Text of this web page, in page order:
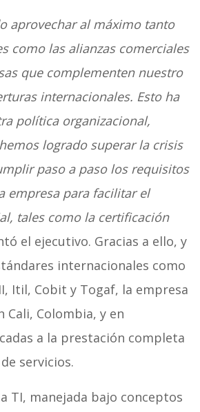
aprovechar al máximo tanto
como las alianzas comerciales
que complementen nuestro
internacionales. Esto ha
política organizacional,
logrado superar la crisis
paso a paso los requisitos
empresa para facilitar el
tales como la certificación
el ejecutivo. Gracias a ello, y
internacionales como
Itil, Cobit y Togaf, la empresa
Cali, Colombia, y en
a la prestación completa
servicios.
TI, manejada bajo conceptos